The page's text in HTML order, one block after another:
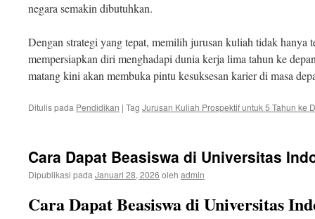
negara semakin dibutuhkan.
Dengan strategi yang tepat, memilih jurusan kuliah tidak hanya
mempersiapkan diri menghadapi dunia kerja lima tahun ke
matang kini akan membuka pintu kesuksesan karier di masa
Ditulis pada Pendidikan | Tag Jurusan Kuliah Prospektif untuk 5 Tahun ke
Cara Dapat Beasiswa di Universitas
Dipublikasi pada Januari 28, 2026 oleh admin
Cara Dapat Beasiswa di Universitas